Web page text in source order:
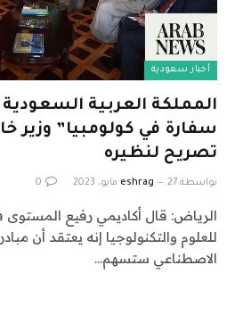
أخبار سعودية
المملكة العربية
سفارة في كولومبيا” وزير
تصريح لنظيره
بواسطة eshrag 27 مايو، 2023 0
الرياض: قال أكاديمي رفيع المستوى
للعلوم والتكنولوجيا إنه يعتقد أن
الاصطناعي ستسهم…